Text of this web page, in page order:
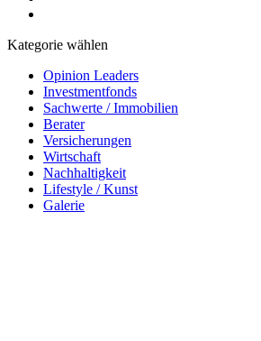
Kategorie wählen
Opinion Leaders
Investmentfonds
Sachwerte / Immobilien
Berater
Versicherungen
Wirtschaft
Nachhaltigkeit
Lifestyle / Kunst
Galerie